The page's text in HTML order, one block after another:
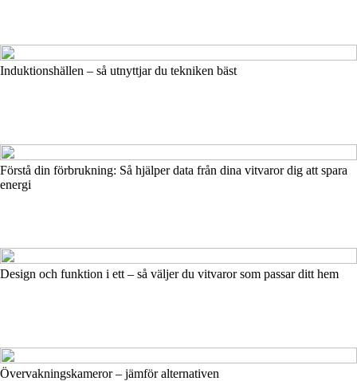
Induktionshällen – så utnyttjar du tekniken bäst
Förstå din förbrukning: Så hjälper data från dina vitvaror dig att spara
energi
Design och funktion i ett – så väljer du vitvaror som passar ditt hem
Övervakningskameror – jämför alternativen